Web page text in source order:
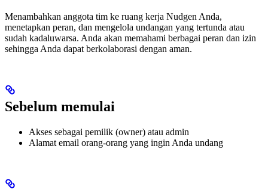
Menambahkan anggota tim ke ruang kerja Nudgen Anda,
menetapkan peran, dan mengelola undangan yang tertunda atau
sudah kadaluwarsa. Anda akan memahami berbagai peran dan izin
sehingga Anda dapat berkolaborasi dengan aman.
Sebelum memulai
Akses sebagai pemilik (owner) atau admin
Alamat email orang-orang yang ingin Anda undang